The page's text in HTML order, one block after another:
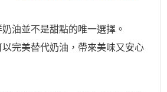
油並不是甜點的唯一選擇。
完美替代奶油，帶來美味又安心